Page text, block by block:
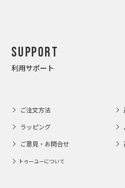
Support
利用サポート
ご注文方法
ラッピング
ご意見・お問合せ
トゥーユーについて